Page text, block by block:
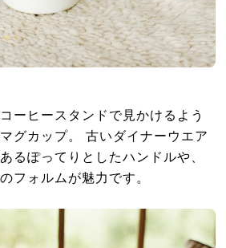
ーヒースタンドで見かけるよう
グカップ。 古いダイナーウエア
るぽってりとしたハンドルや、
フォルムが魅力です。